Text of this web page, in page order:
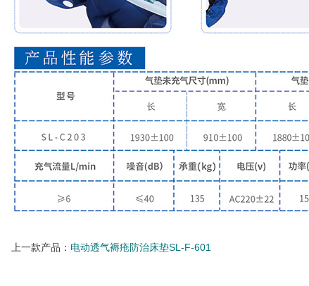
上一款产品： 电动透气褥疮防治床垫SL-F-601